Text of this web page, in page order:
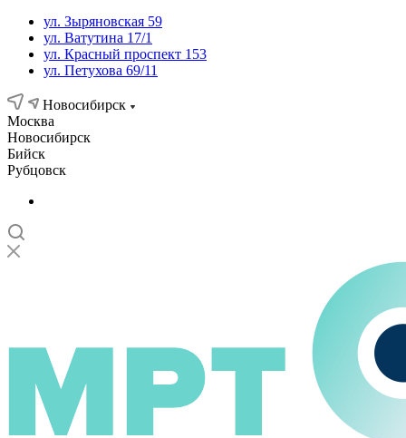
ул. Зыряновская 59
ул. Ватутина 17/1
ул. Красный проспект 153
ул. Петухова 69/11
Новосибирск
Москва
Новосибирск
Бийск
Рубцовск